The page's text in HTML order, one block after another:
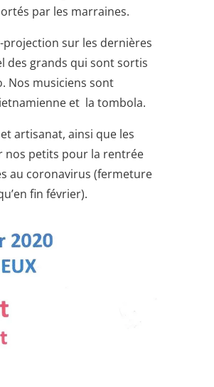
par les marraines.
projection sur les dernières
des grands qui sont sortis
Nos musiciens sont
et la tombola.
artisanat, ainsi que les
nos petits pour la rentrée
au coronavirus (fermeture
fin février).